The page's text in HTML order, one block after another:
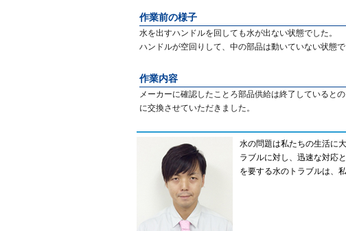
作業前の様子
水を出すハンドルを回しても水が出ない状態でした。
ハンドルが空回りして、中の部品は動いていない状態で
作業内容
メーカーに確認したことろ部品供給は終了していると
に交換させていただきました。
水の問題は私たちの生活に
ラブルに対し、迅速な対応
を要する水のトラブルは、